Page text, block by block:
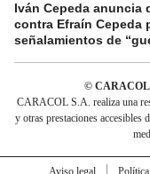
Iván Cepeda anuncia
contra Efraín Cepeda
señalamientos de
© CARACOL
CARACOL S.A. realiza una
y otras prestaciones accesibles